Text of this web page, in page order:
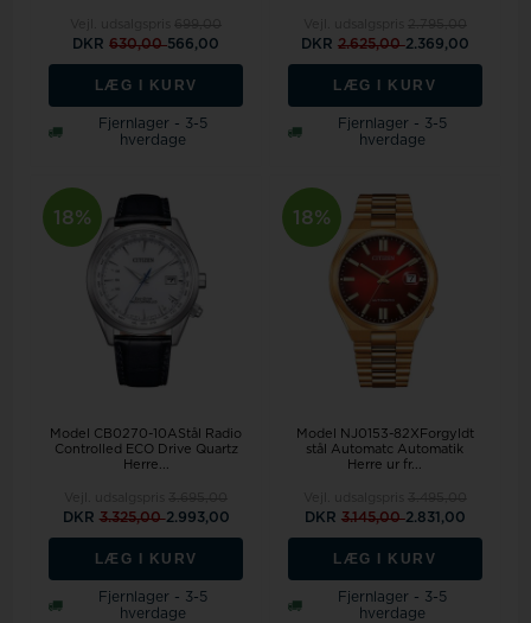
DKR630,00566,00
LÆG I KURV
Fjernlager - 3-5
hverdage
DKR 2.625,002.369,00
LÆG I KURV
Fjernlager - 3-5
hverdage
18%
Model CB0270-10AStål Radio
Controlled ECO Drive Quartz
Herre...
DKR 3.325,002.993,00
LÆG I KURV
Fjernlager - 3-5
hverdage
18%
Model NJ0153-82XForgyldt
stål Automatc Automatik
Herre ur fr...
DKR 3.145,002.831,00
LÆG I KURV
Fjernlager - 3-5
hverdage